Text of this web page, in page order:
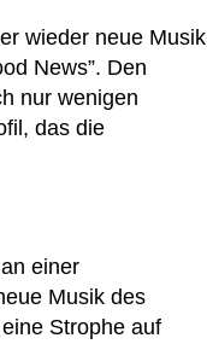
wieder neue Musik
News”. Den
nur wenigen
das die
einer
Musik des
Strophe auf